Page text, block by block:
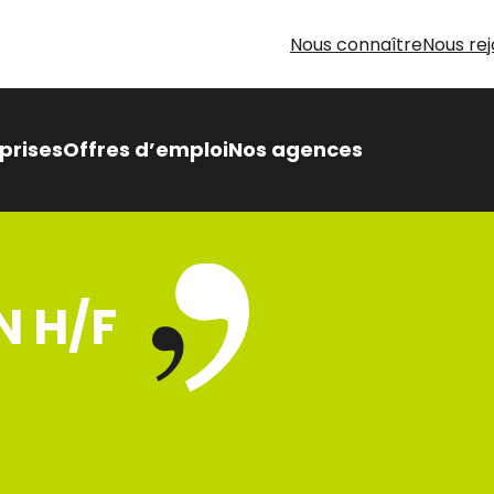
Nous connaîtreNous
Intérimaire Métier Intérim
pour vous
d’aide pour votre
d’emploi
Offres d’emploiNos agences
H/F